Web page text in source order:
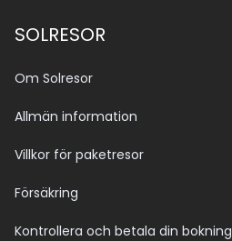
SOLRESOR
Om Solresor
Allmän information
Villkor för paketresor
Försäkring
Kontrollera och betala din bokning